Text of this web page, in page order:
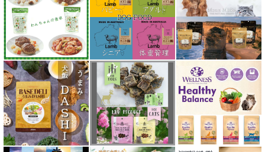
スマイリー Smiley
ソウルメイト SoulMate
ソリッドゴールド Solid Gold
ディアブロ（Deer Blow）
テラカニス TerraCanis
テラフェリス TerraFelis